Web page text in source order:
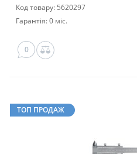
Код товару: 5620297
Гарантія: 0 міс.
0
ТОП ПРОДАЖ